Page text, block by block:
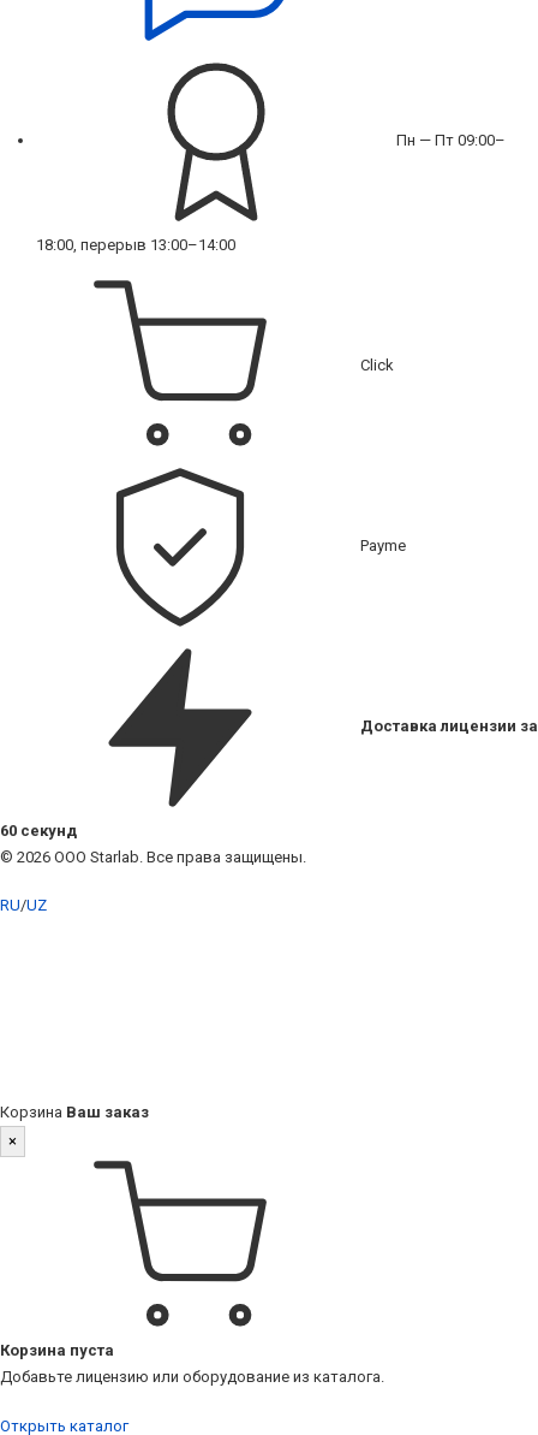
Пн — Пт 09:00–
18:00, перерыв 13:00–14:00
Click
Payme
Доставка лицензии за
60 секунд
© 2026 ООО Starlab. Все права защищены.
RU/UZ
Корзина Ваш заказ
×
Корзина пуста
Добавьте лицензию или оборудование из каталога.
Открыть каталог